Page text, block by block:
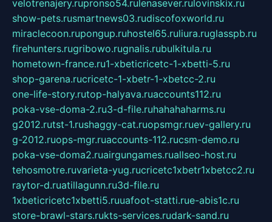
velotrenajery.rupronso54.rulenasever.rulovinskix.ru
show-pets.rusmartnews03.rudiscofoxworld.ru
miraclecoon.rupongup.ruhostel65.ruliura.ruglasspb.ru
firehunters.rugribowo.rugnalis.rubulkitula.ru
hometown-france.ru1-xbeticricetc-1-xbetti-5.ru
shop-garena.rucricetc-1-xbetr-1-xbetcc-2.ru
one-life-story.rutop-halyava.ruaccounts112.ru
poka-vse-doma-2.ru3-d-file.ruhahahaharms.ru
g2012.rutst-1.rushaggy-cat.ruopsmgr.ruev-gallery.ru
g-2012.ruops-mgr.ruaccounts-112.rucsm-demo.ru
poka-vse-doma2.ruairgungames.ruallseo-host.ru
tehosmotre.ruvarieta-yug.rucricetc1xbetr1xbetcc2.ru
raytor-d.ruatillagunn.ru3d-file.ru
1xbeticricetc1xbetti5.ruuafoot-statti.rue-abis1c.ru
store-brawl-stars.rukts-services.rudark-sand.ru